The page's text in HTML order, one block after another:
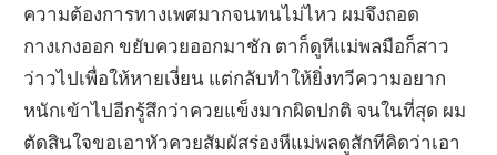
ความต้องการทางเพศมากจนทนไม่ไหว ผมจึงถอด
กางเกงออก ขยับควยออกมาชัก ตาก็ดูหีแม่พลมือก็สาว
ว่าวไปเพื่อให้หายเงี่ยน แต่กลับทำให้ยิ่งทวีความอยาก
หนักเข้าไปอีกรู้สึกว่าควยแข็งมากผิดปกติ จนในที่สุด ผม
ตัดสินใจขอเอาหัวควยสัมผัสร่องหีแม่พลดูสักทีคิดว่าเอา